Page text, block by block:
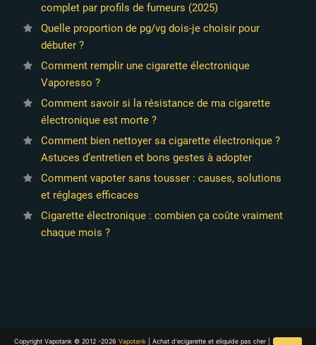
complet par profils de fumeurs (2025)
Quelle proportion de pg/vg dois-je choisir pour
débuter ?
Comment remplir une cigarette électronique
Vaporesso ?
Comment savoir si la résistance de ma cigarette
électronique est morte ?
Comment bien nettoyer sa cigarette électronique ?
Astuces d’entretien et bons gestes à adopter
Comment vapoter sans tousser : causes, solutions
et réglages efficaces
Cigarette électronique : combien ça coûte vraiment
chaque mois ?
Copyright Vapotank © 2012 -2026 Vapotank| Achat d'ecigarette et eliquide pas cher | [ La vente